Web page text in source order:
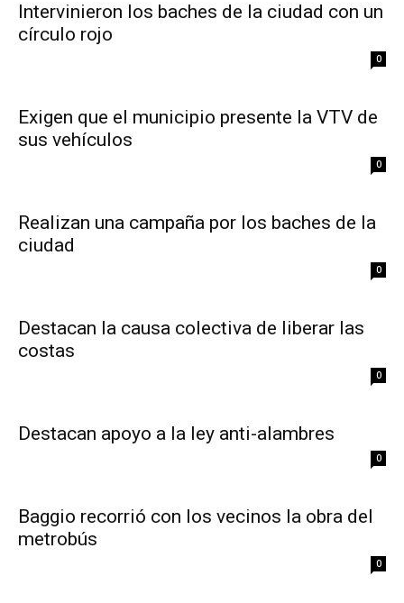
Intervinieron los baches de la ciudad con un
círculo rojo
0
Exigen que el municipio presente la VTV de
sus vehículos
0
Realizan una campaña por los baches de la
ciudad
0
Destacan la causa colectiva de liberar las
costas
0
Destacan apoyo a la ley anti-alambres
0
Baggio recorrió con los vecinos la obra del
metrobús
0